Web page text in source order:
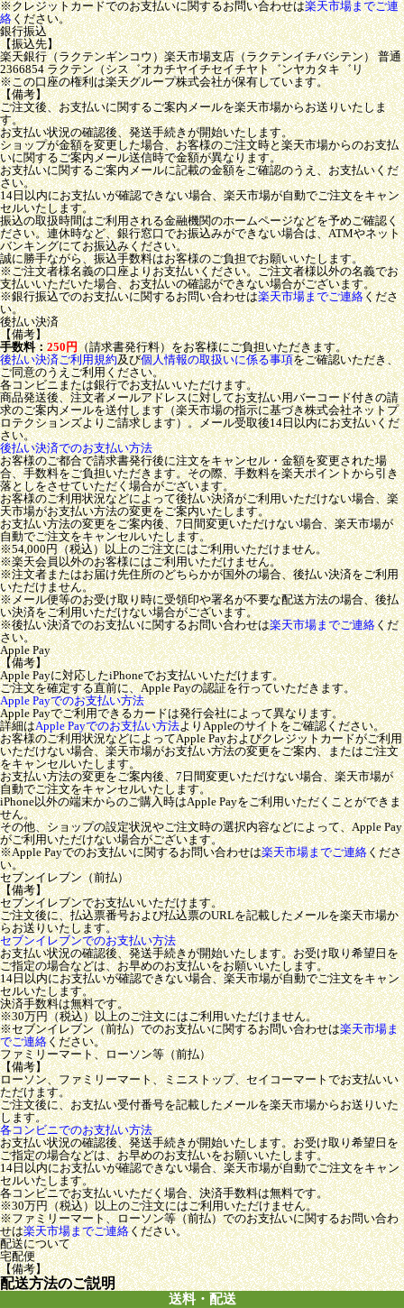
※クレジットカードでのお支払いに関するお問い合わせは楽天市場までご連
絡ください。
銀行振込
【振込先】
楽天銀行（ラクテンギンコウ）楽天市場支店（ラクテンイチバシテン） 普通
2366854 ラクテン（シス゛オカチヤイチセイチヤト゛ンヤカタキ゛リ
※この口座の権利は楽天グループ株式会社が保有しています。
【備考】
ご注文後、お支払いに関するご案内メールを楽天市場からお送りいたしま
す。
お支払い状況の確認後、発送手続きが開始いたします。
ショップが金額を変更した場合、お客様のご注文時と楽天市場からのお支払
いに関するご案内メール送信時で金額が異なります。
お支払いに関するご案内メールに記載の金額をご確認のうえ、お支払いくだ
さい。
14日以内にお支払いが確認できない場合、楽天市場が自動でご注文をキャン
セルいたします。
振込の取扱時間はご利用される金融機関のホームページなどを予めご確認く
ださい。連休時など、銀行窓口でお振込みができない場合は、ATMやネット
バンキングにてお振込みください。
誠に勝手ながら、振込手数料はお客様のご負担でお願いいたします。
※ご注文者様名義の口座よりお支払いください。ご注文者様以外の名義でお
支払いいただいた場合、お支払いの確認ができない場合がございます。
※銀行振込でのお支払いに関するお問い合わせは楽天市場までご連絡くださ
い。
後払い決済
【備考】
手数料：250円（請求書発行料）をお客様にご負担いただきます。
後払い決済ご利用規約及び個人情報の取扱いに係る事項をご確認いただき、
ご同意のうえご利用ください。
各コンビニまたは銀行でお支払いいただけます。
商品発送後、注文者メールアドレスに対してお支払い用バーコード付きの請
求のご案内メールを送付します（楽天市場の指示に基づき株式会社ネットプ
ロテクションズよりご請求します）。メール受取後14日以内にお支払いくだ
さい。
後払い決済でのお支払い方法
お客様のご都合で請求書発行後に注文をキャンセル・金額を変更された場
合、手数料をご負担いただきます。その際、手数料を楽天ポイントから引き
落としをさせていただく場合がございます。
お客様のご利用状況などによって後払い決済がご利用いただけない場合、楽
天市場がお支払い方法の変更をご案内いたします。
お支払い方法の変更をご案内後、7日間変更いただけない場合、楽天市場が
自動でご注文をキャンセルいたします。
※54,000円（税込）以上のご注文にはご利用いただけません。
※楽天会員以外のお客様にはご利用いただけません。
※注文者またはお届け先住所のどちらかが国外の場合、後払い決済をご利用
いただけません。
※メール便等のお受け取り時に受領印や署名が不要な配送方法の場合、後払
い決済をご利用いただけない場合がございます。
※後払い決済でのお支払いに関するお問い合わせは楽天市場までご連絡くだ
さい。
Apple Pay
【備考】
Apple Payに対応したiPhoneでお支払いいただけます。
ご注文を確定する直前に、Apple Payの認証を行っていただきます。
Apple Payでのお支払い方法
Apple Payでご利用できるカードは発行会社によって異なります。
詳細はApple Payでのお支払い方法よりAppleのサイトをご確認ください。
お客様のご利用状況などによってApple Payおよびクレジットカードがご利用
いただけない場合、楽天市場がお支払い方法の変更をご案内、またはご注文
をキャンセルいたします。
お支払い方法の変更をご案内後、7日間変更いただけない場合、楽天市場が
自動でご注文をキャンセルいたします。
iPhone以外の端末からのご購入時はApple Payをご利用いただくことができま
せん。
その他、ショップの設定状況やご注文時の選択内容などによって、Apple Pay
がご利用いただけない場合がございます。
※Apple Payでのお支払いに関するお問い合わせは楽天市場までご連絡くださ
い。
セブンイレブン（前払）
【備考】
セブンイレブンでお支払いいただけます。
ご注文後に、払込票番号および払込票のURLを記載したメールを楽天市場か
らお送りいたします。
セブンイレブンでのお支払い方法
お支払い状況の確認後、発送手続きが開始いたします。お受け取り希望日を
ご指定の場合などは、お早めのお支払いをお願いいたします。
14日以内にお支払いが確認できない場合、楽天市場が自動でご注文をキャン
セルいたします。
決済手数料は無料です。
※30万円（税込）以上のご注文にはご利用いただけません。
※セブンイレブン（前払）でのお支払いに関するお問い合わせは楽天市場ま
でご連絡ください。
ファミリーマート、ローソン等（前払）
【備考】
ローソン、ファミリーマート、ミニストップ、セイコーマートでお支払いい
ただけます。
ご注文後に、お支払い受付番号を記載したメールを楽天市場からお送りいた
します。
各コンビニでのお支払い方法
お支払い状況の確認後、発送手続きが開始いたします。お受け取り希望日を
ご指定の場合などは、お早めのお支払いをお願いいたします。
14日以内にお支払いが確認できない場合、楽天市場が自動でご注文をキャン
セルいたします。
各コンビニでお支払いいただく場合、決済手数料は無料です。
※30万円（税込）以上のご注文にはご利用いただけません。
※ファミリーマート、ローソン等（前払）でのお支払いに関するお問い合わ
せは楽天市場までご連絡ください。
配送について
宅配便
【備考】
配送方法のご説明
送料・配送